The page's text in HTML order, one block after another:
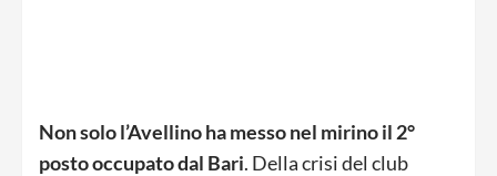
Non solo l’Avellino ha messo nel mirino il 2°
posto occupato dal Bari. Della crisi del club